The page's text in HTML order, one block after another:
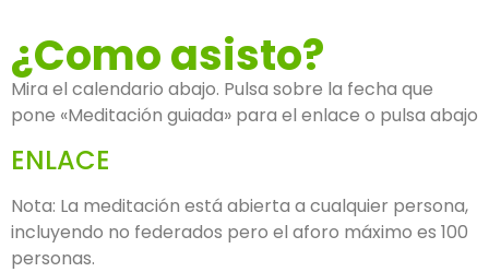
¿Como asisto?
Mira el calendario abajo. Pulsa sobre la fecha que
pone «Meditación guiada» para el enlace o pulsa abajo
ENLACE
Nota: La meditación está abierta a cualquier persona,
incluyendo no federados pero el aforo máximo es 100
personas.